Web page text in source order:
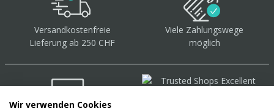
Versandkostenfreie
Lieferung ab 250 CHF
Viele Zahlungswege
möglich
Wir verwenden Cookies